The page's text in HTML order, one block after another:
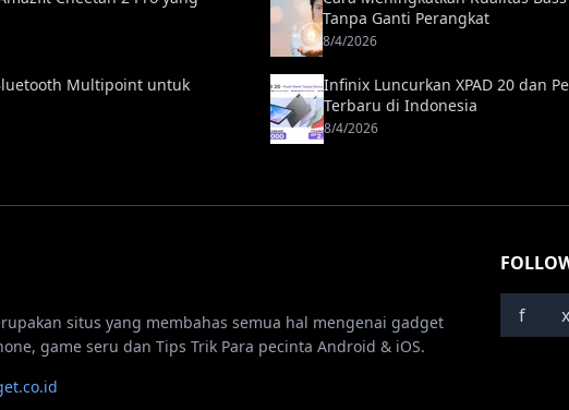
Multipoint untuk
Tanpa Ganti Perangkat
8/4/2026
Infinix Luncurkan XPAD 20 dan
Terbaru di Indonesia
8/4/2026
situs yang membahas semua hal mengenai gadget
game seru dan Tips Trik Para pecinta Android & iOS.
f x